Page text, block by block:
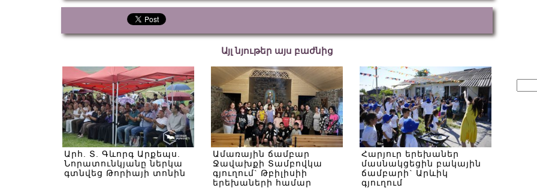
Այլ նյութեր այս բաժնից
Արհ. Տ. Գևորգ Արքեպս.
Նորատունկյանը ներկա
գտնվեց Թորիայի տոնին
Ամառային ճամբար
Ջավախքի Տամբովկա
գյուղում` Թբիլիսիի
երեխաների համար
Հարյուր երեխաներ
մասնակցեցին բակային
ճամբարի` Արևիկ
գյուղում
for: